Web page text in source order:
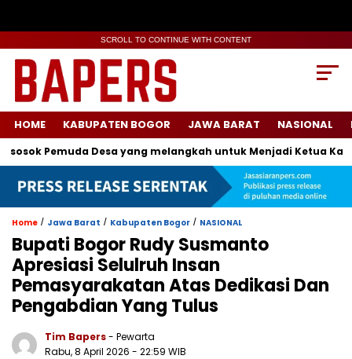
SCROLL TO CONTINUE WITH CONTENT
HOME KABUPATEN BOGOR JAWA BARAT NASIONAL
Pemuda Desa yang melangkah untuk Menjadi Ketua Karang
Home / Jawa Barat / Kabupaten Bogor / NASIONAL
Bupati Bogor Rudy Susmanto
Apresiasi Selulruh Insan
Pemasyarakatan Atas Dedikasi Dan
Pengabdian Yang Tulus
Tim Bapers- Pewarta
Rabu, 8 April 2026 - 22:59 WIB